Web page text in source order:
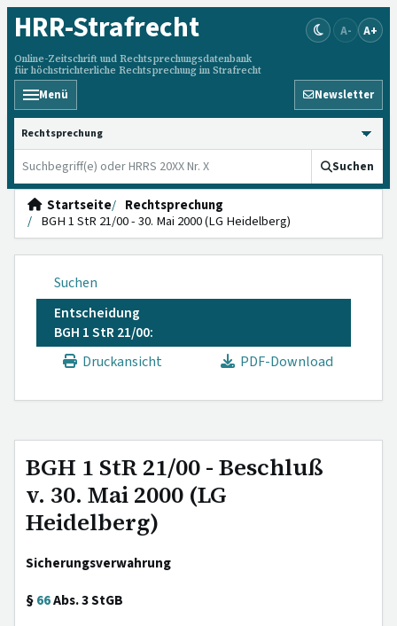
HRR-Strafrecht
Online-Zeitschrift und Rechtsprechungsdatenbank
für höchstrichterliche Rechtsprechung im Strafrecht
A- A+
Menü Newsletter
HRRS durchsuchen
Suchen
Startseite
Rechtsprechung
BGH 1 StR 21/00 - 30. Mai 2000 (LG Heidelberg)
Suchen
Entscheidung
BGH 1 StR 21/00:
Druckansicht
PDF-Download
BGH 1 StR 21/00 - Beschluß
v. 30. Mai 2000 (LG
Heidelberg)
Sicherungsverwahrung
§66Abs. 3 StGB